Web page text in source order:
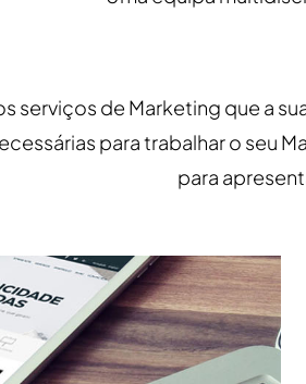
serviços de Marketing que a
para trabalhar o seu
para